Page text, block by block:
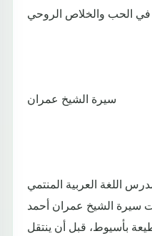
سيرة الشيخ عمران
اللغة العربية المنتمي
سيرة الشيخ عمران أحمد
بأسيوط، قبل أن ينتقل